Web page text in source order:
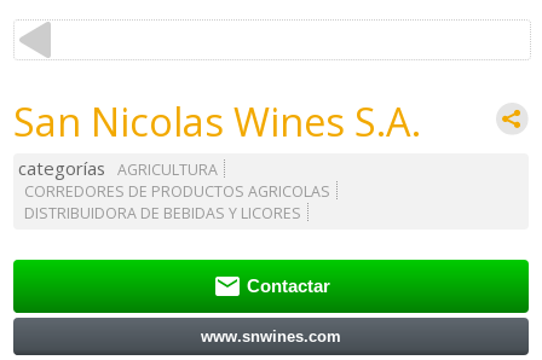
San Nicolas Wines S.A.
categorías
AGRICULTURA
CORREDORES DE PRODUCTOS AGRICOLAS
DISTRIBUIDORA DE BEBIDAS Y LICORES
 Contactar
www.snwines.com